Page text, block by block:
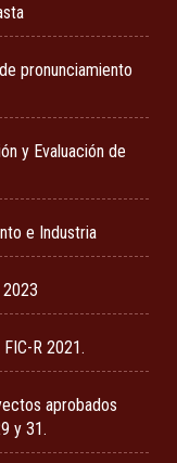
pronunciamiento
y Evaluación de
e Industria
R 2021.
aprobados
y 31.